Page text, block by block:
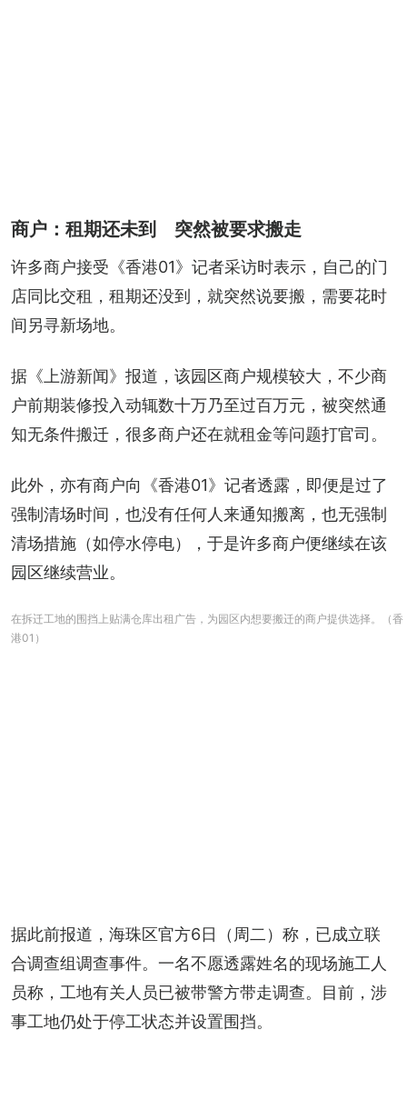
商户：租期还未到 突然被要求搬走
许多商户接受《香港01》记者采访时表示，自己的门
店同比交租，租期还没到，就突然说要搬，需要花时
间另寻新场地。
据《上游新闻》报道，该园区商户规模较大，不少商
户前期装修投入动辄数十万乃至过百万元，被突然通
知无条件搬迁，很多商户还在就租金等问题打官司。
此外，亦有商户向《香港01》记者透露，即便是过了
强制清场时间，也没有任何人来通知搬离，也无强制
清场措施（如停水停电），于是许多商户便继续在该
园区继续营业。
在拆迁工地的围挡上贴满仓库出租广告，为园区内想要搬迁的商户提供选择。（香
港01）
据此前报道，海珠区官方6日（周二）称，已成立联
合调查组调查事件。一名不愿透露姓名的现场施工人
员称，工地有关人员已被带警方带走调查。目前，涉
事工地仍处于停工状态并设置围挡。